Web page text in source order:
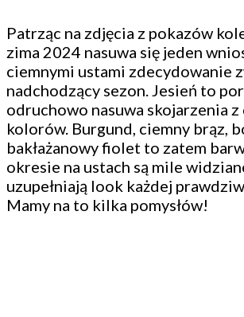
Patrząc na zdjęcia z pokazów
zima 2024 nasuwa się jeden
ciemnymi ustami zdecydowanie
nadchodzący sezon. Jesień to
odruchowo nasuwa skojarzenia z
kolorów. Burgund, ciemny brąz,
bakłażanowy fiolet to zatem
okresie na ustach są mile
uzupełniają look każdej
Mamy na to kilka pomysłów!